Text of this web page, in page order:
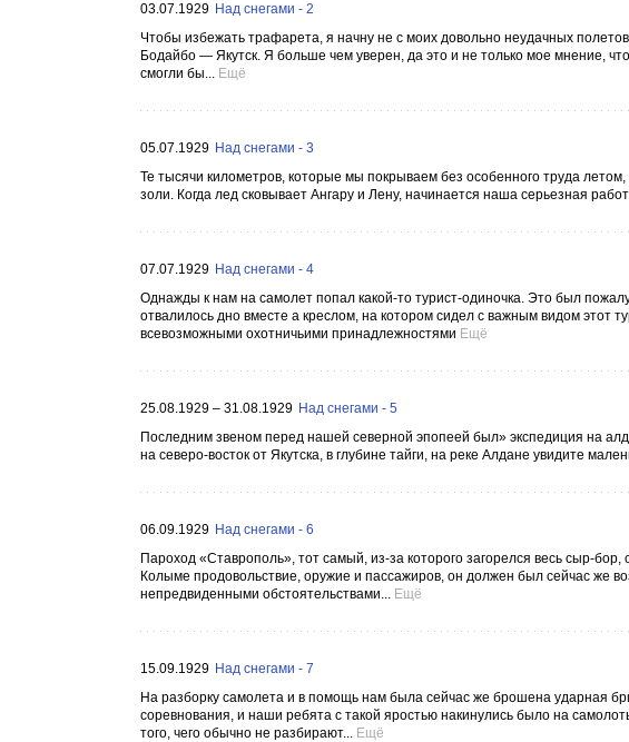
03.07.1929 Над снегами - 2
Чтобы избежать трафарета, я начну не с моих довольно неудачных
Бодайбо — Якутск. Я больше чем уверен, да это и не только мое мнение,
смогли бы... Ещё
05.07.1929 Над снегами - 3
Те тысячи километров, которые мы покрываем без особенного труда
золи. Когда лед сковывает Ангару и Лену, начинается наша серьезная
07.07.1929 Над снегами - 4
Однажды к нам на самолет попал какой-то турист-одиночка. Это был
отвалилось дно вместе а креслом, на котором сидел с важным видом этот
всевозможными охотничьими принадлежностями Ещё
25.08.1929 – 31.08.1929 Над снегами - 5
Последним звеном перед нашей северной эпопеей был» экспедиция на
на северо-восток от Якутска, в глубине тайги, на реке Алдане увидите
06.09.1929 Над снегами - 6
Пароход «Ставрополь», тот самый, из-за которого загорелся весь сыр-
Колыме продовольствие, оружие и пассажиров, он должен был сейчас же
непредвиденными обстоятельствами... Ещё
15.09.1929 Над снегами - 7
На разборку самолета и в помощь нам была сейчас же брошена ударная
соревнования, и наши ребята с такой яростью накинулись было на
того, чего обычно не разбирают... Ещё